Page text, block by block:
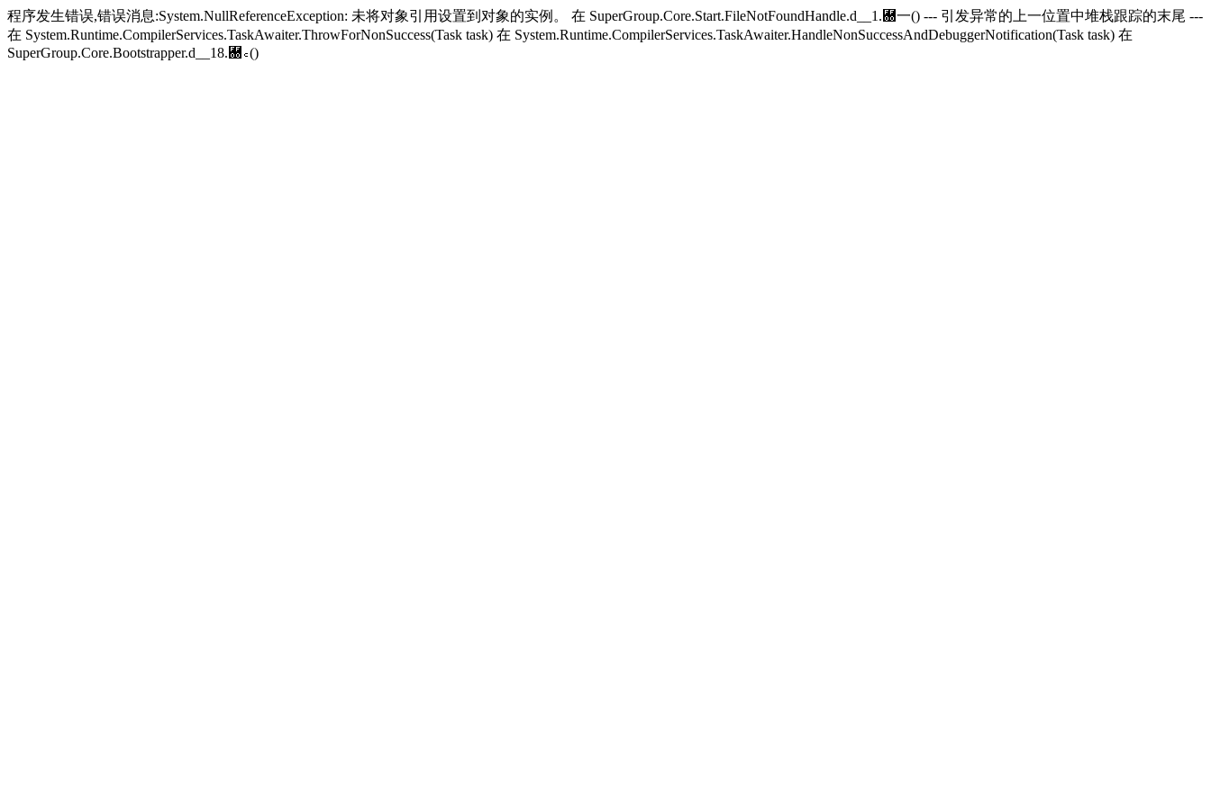
程序发生错误,错误消息:System.NullReferenceException: 未将对象引用设置到对象的实例。 在 SuperGroup.Core.Start.FileNotFoundHandle.d__1.＀一() --- 引发异常的上一位置中堆栈跟踪的末尾 ---
在 System.Runtime.CompilerServices.TaskAwaiter.ThrowForNonSuccess(Task task) 在 System.Runtime.CompilerServices.TaskAwaiter.HandleNonSuccessAndDebuggerNotification(Task task) 在
SuperGroup.Core.Bootstrapper.d__18.＀꜀()